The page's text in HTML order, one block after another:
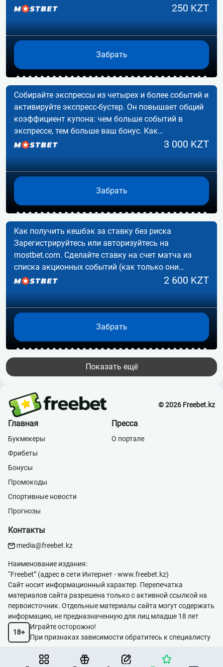
250 KZT
Забрать
Собирайте экспрессы из четырех и более событий и
активируйте экспресс-бустер. Он повышает общий
коэффициент купона: чем больше событий в
экспрессе, тем больше ваш бонус. Как…
3 000 KZT
Забрать
Как получить кешбэк за ставку без риска
Зарегистрируйтесь или авторизуйтесь на
mostbet.com. Сделайте ставку на счет матча из
списка акционных событий (как только они
появятся).…
2 600 KZT
Забрать
Показать ещё
© 2026 Freebet.kz
Главная
Букмекеры
Фрибеты
Бонусы
Промокоды
Спортивные новости
Прогнозы
Пресса
О портале
Контакты
media@freebet.kz
Наименование издания:
“Freebet” (адрес в сети Интернет -www.freebet.kz)
Сайт носит информационный характер. Перепечатка
материалов сайта разрешена только с активной ссылкой на
первоисточник. Отдельные материалы сайта могут содержать
информацию, не предназначенную для лиц младше 18 лет
18+
Играйте осторожно!
При признаках зависимости обратитесь к специалисту